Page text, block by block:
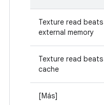
Texture read
external memory
Texture read
cache
[Más]